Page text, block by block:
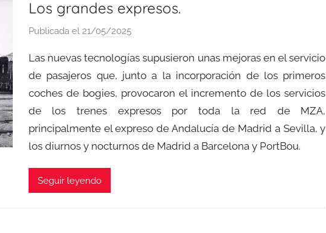
Los grandes expresos.
Publicada el 21/05/2025p
r
a
d
m
i
n
Las nuevas tecnologías supusieron unas mejoras en el servicio
de pasajeros que, junto a la incorporación de los primeros
coches de bogies, provocaron el incremento de los servicios
de los trenes expresos por toda la red de MZA,
principalmente el expreso de Andalucía de Madrid a Sevilla, y
los diurnos y nocturnos de Madrid a Barcelona y PortBou.
Seguir leyendo